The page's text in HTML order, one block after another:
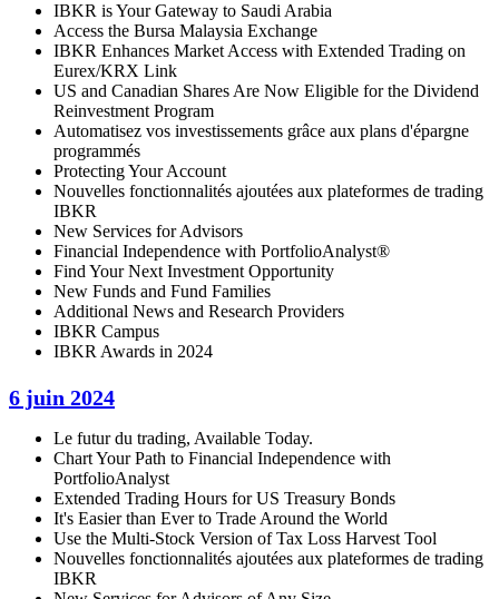
IBKR is Your Gateway to Saudi Arabia
Access the Bursa Malaysia Exchange
IBKR Enhances Market Access with Extended Trading on
Eurex/KRX Link
US and Canadian Shares Are Now Eligible for the Dividend
Reinvestment Program
Automatisez vos investissements grâce aux plans d'épargne
programmés
Protecting Your Account
Nouvelles fonctionnalités ajoutées aux plateformes de trading
IBKR
New Services for Advisors
Financial Independence with PortfolioAnalyst®
Find Your Next Investment Opportunity
New Funds and Fund Families
Additional News and Research Providers
IBKR Campus
IBKR Awards in 2024
6 juin 2024
Le futur du trading, Available Today.
Chart Your Path to Financial Independence with
PortfolioAnalyst
Extended Trading Hours for US Treasury Bonds
It's Easier than Ever to Trade Around the World
Use the Multi-Stock Version of Tax Loss Harvest Tool
Nouvelles fonctionnalités ajoutées aux plateformes de trading
IBKR